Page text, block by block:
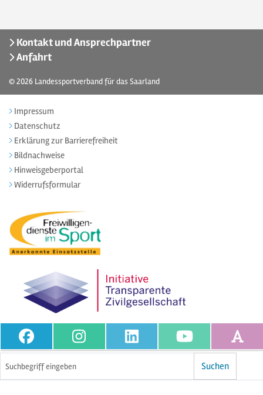
Kontakt und Ansprechpartner
Anfahrt
© 2026 Landessportverband für das Saarland
Impressum
Datenschutz
Erklärung zur Barrierefreiheit
Bildnachweise
Hinweisgeberportal
Widerrufsformular
Suchen